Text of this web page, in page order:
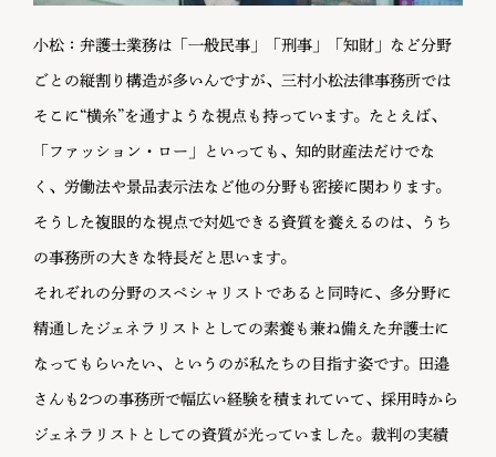
小松：弁護士業務は「一般民事」「刑事」「知財」など分野
ごとの縦割り構造が多いんですが、三村小松法律事務所では
そこに“横糸”を通すような視点も持っています。たとえば、
「ファッション・ロー」といっても、知的財産法だけでな
く、労働法や景品表示法など他の分野も密接に関わります。
そうした複眼的な視点で対処できる資質を養えるのは、うち
の事務所の大きな特長だと思います。
それぞれの分野のスペシャリストであると同時に、多分野に
精通したジェネラリストとしての素養も兼ね備えた弁護士に
なってもらいたい、というのが私たちの目指す姿です。田邉
さんも2つの事務所で幅広い経験を積まれていて、採用時から
ジェネラリストとしての資質が光っていました。裁判の実績